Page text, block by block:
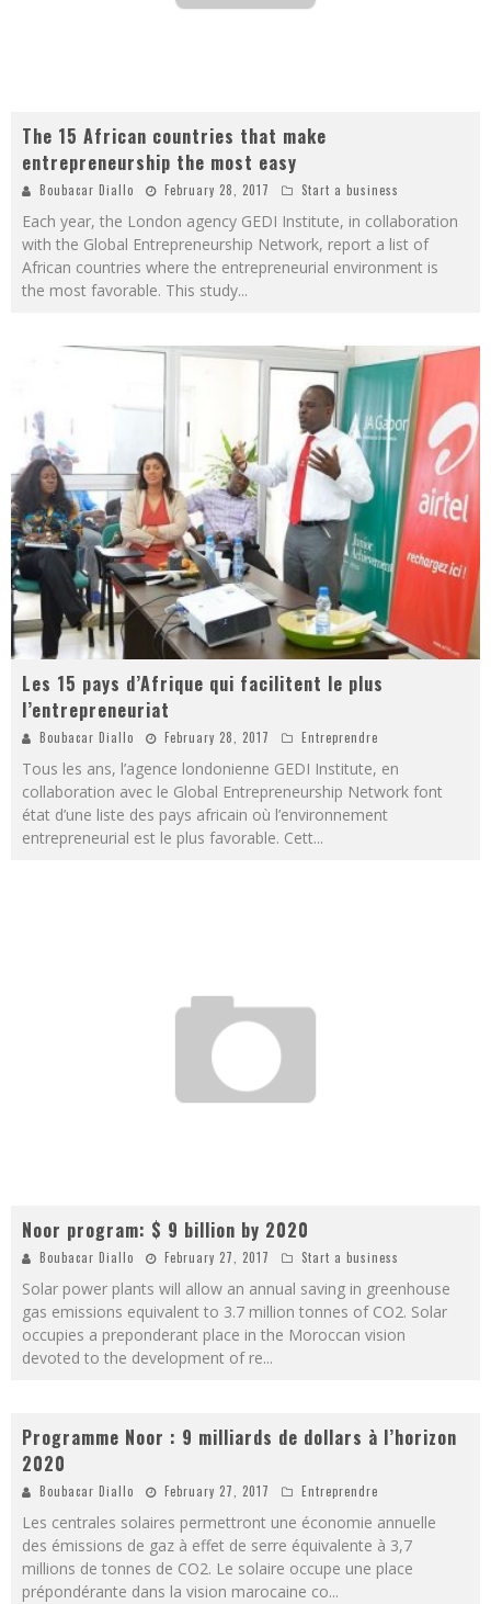
The 15 African countries that make
entrepreneurship the most easy
Boubacar Diallo February 28, 2017 Start a business
Each year, the London agency GEDI Institute, in collaboration
with the Global Entrepreneurship Network, report a list of
African countries where the entrepreneurial environment is
the most favorable. This study...
Les 15 pays d’Afrique qui facilitent le plus
l’entrepreneuriat
Boubacar Diallo February 28, 2017 Entreprendre
Tous les ans, l’agence londonienne GEDI Institute, en
collaboration avec le Global Entrepreneurship Network font
état d’une liste des pays africain où l’environnement
entrepreneurial est le plus favorable. Cett...
Noor program: $ 9 billion by 2020
Boubacar Diallo February 27, 2017 Start a business
Solar power plants will allow an annual saving in greenhouse
gas emissions equivalent to 3.7 million tonnes of CO2. Solar
occupies a preponderant place in the Moroccan vision
devoted to the development of re...
Programme Noor : 9 milliards de dollars à l’horizon
2020
Boubacar Diallo February 27, 2017 Entreprendre
Les centrales solaires permettront une économie annuelle
des émissions de gaz à effet de serre équivalente à 3,7
millions de tonnes de CO2. Le solaire occupe une place
prépondérante dans la vision marocaine co...